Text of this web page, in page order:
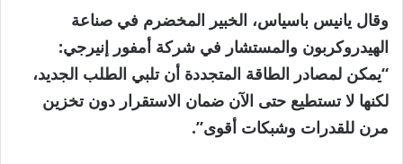
وقال يانيس باسياس، الخبير المخضرم في صناعة
الهيدروكربون والمستشار في شركة أمفور إنيرجي:
“يمكن لمصادر الطاقة المتجددة أن تلبي الطلب الجديد،
لكنها لا تستطيع حتى الآن ضمان الاستقرار دون تخزين
مرن للقدرات وشبكات أقوى”.